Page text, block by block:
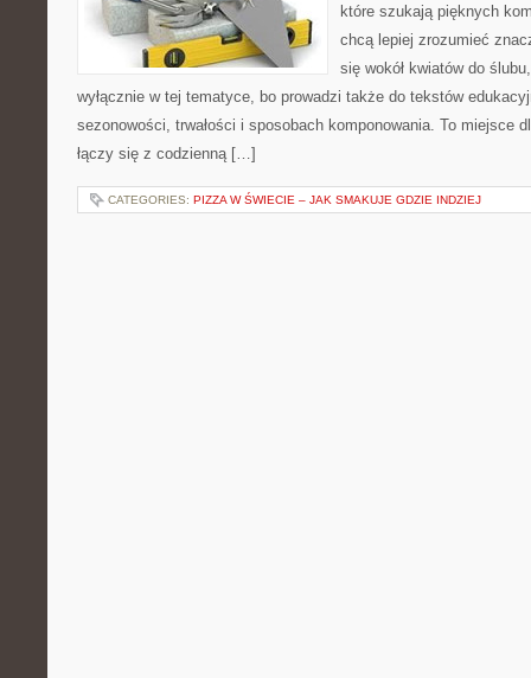
które szukają pięknych
chcą lepiej zrozumieć
się wokół kwiatów do
wyłącznie w tej tematyce, bo prowadzi także do tekstów
sezonowości, trwałości i sposobach komponowania. To miejsce
łączy się z codzienną […]
CATEGORIES: PIZZA W ŚWIECIE – JAK SMAKUJE GDZIE INDZIEJ